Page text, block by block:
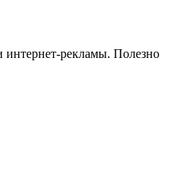
интернет-рекламы. Полезно